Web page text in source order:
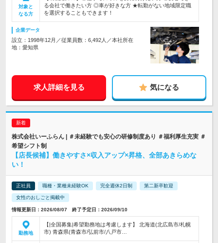
対象と
なる方
る会社で働きたい方 ◎車が好きな方 ★転勤がない地域限定職
を選択することもできます！
企業データ
設立：1998年12月／従業員数：6,492人／本社所在
地：愛知県
求人詳細を見る 気になる
株式会社いーふらん | ＃未経験でも安心の研修制度あり ＃福利厚生充実 ＃
希望シフト制
【店長候補】働きやすさ×収入アップ×昇格、全部あきらめな
い！
正社員 職種・業種未経験OK 完全週休2日制 第二新卒歓迎
女性のおしごと掲載中
情報更新日：2026/08/07 終了予定日：2026/09/10
勤務地
【|全国募集|希望勤務地は考慮します】 北海道(北広島市/札幌
市) 青森県(青森市/弘前市/八戸市…